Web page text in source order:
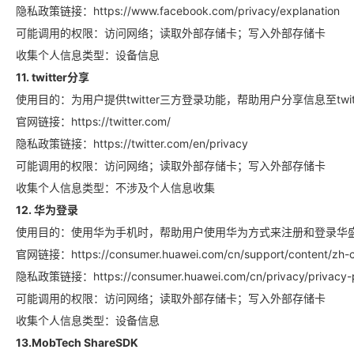
隐私政策链接：https://www.facebook.com/privacy/explanation
可能调用的权限：访问网络；读取外部存储卡；写入外部存储卡
收集个人信息类型：设备信息
11. twitter分享
使用目的：为用户提供twitter三方登录功能，帮助用户分享信息至
官网链接：https://twitter.com/
隐私政策链接：https://twitter.com/en/privacy
可能调用的权限：访问网络；读取外部存储卡；写入外部存储卡
收集个人信息类型：不涉及个人信息收集
12. 华为登录
使用目的：使用华为手机时，帮助用户使用华为方式来注册和登录华
官网链接：https://consumer.huawei.com/cn/support/content/
隐私政策链接：https://consumer.huawei.com/cn/privacy/
可能调用的权限：访问网络；读取外部存储卡；写入外部存储卡
收集个人信息类型：设备信息
13.MobTech ShareSDK